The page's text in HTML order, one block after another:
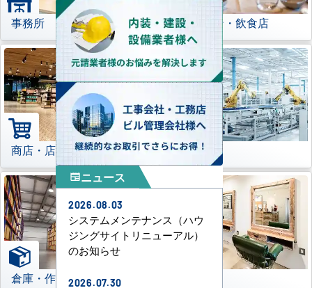
事務所 レストラン・飲食店
商店・店舗 工場
倉庫・作業場
newspaperニュース
2026.08.03
システムメンテナンス（ハウ
ジングサイトリニューアル）
のお知らせ
2026.07.30